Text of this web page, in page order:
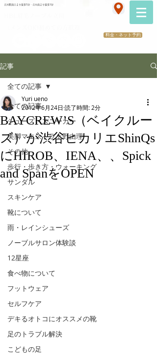
立川駅南口より徒歩5分・立川南より徒歩3分
料金・ネット予約
記事
全ての記事
シューズ・スニーカー
美脚マエストラ上野由理
その他
歩行・歩き方・ウォーキング
サンダル
スキンケア
靴について
雨・レインシューズ
ノーブルサロン体験談
12星座
食べ物について
フットウェア
セルフケア
デキるオトコにオススメの靴
足のトラブル解決
こどもの足
全ての記事
BAYCREW’S（ベイクルー
ズ）が渋谷ヒカリエShinQs
にHIROB、IENA、、Spick
and SpanをOPEN
Yuri ueno
2012年6月24日 読了時間: 2分